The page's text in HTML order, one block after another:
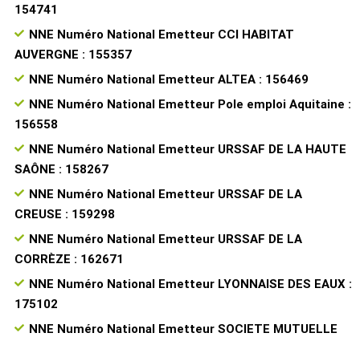
154741
NNE Numéro National Emetteur CCI HABITAT
AUVERGNE : 155357
NNE Numéro National Emetteur ALTEA : 156469
NNE Numéro National Emetteur Pole emploi Aquitaine :
156558
NNE Numéro National Emetteur URSSAF DE LA HAUTE
SAÔNE : 158267
NNE Numéro National Emetteur URSSAF DE LA
CREUSE : 159298
NNE Numéro National Emetteur URSSAF DE LA
CORRÈZE : 162671
NNE Numéro National Emetteur LYONNAISE DES EAUX :
175102
NNE Numéro National Emetteur SOCIETE MUTUELLE